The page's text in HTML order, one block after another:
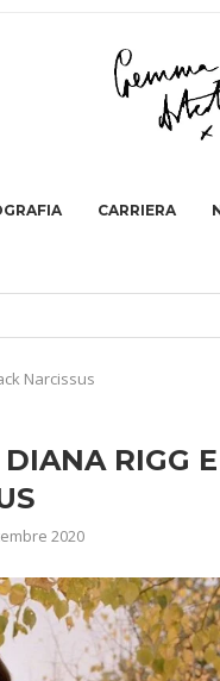
CARRIERA
Narcissus
DIANA RIGG
2020